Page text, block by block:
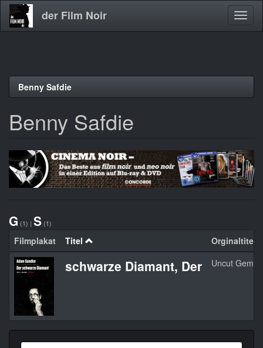
Direkt
der Film Noir
Benny Safdie
Benny Safdie
G (1) | S (1)
Filmplakat Titel Orginaltitel
schwarze Diamant, Der Uncut Gems